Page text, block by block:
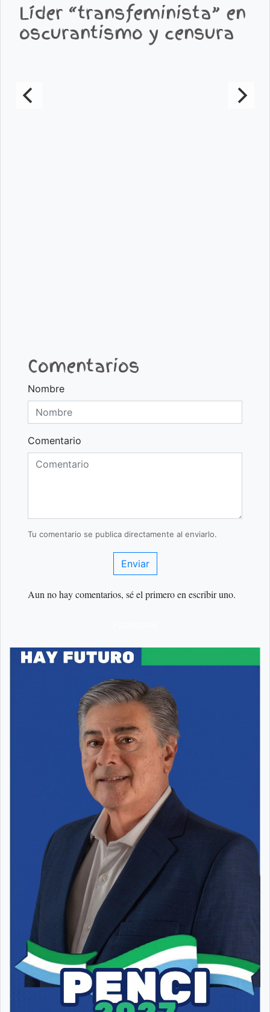
Líder “transfeminista” en
oscurantismo y censura
Comentarios
Nombre
Comentario
Tu comentario se publica directamente al enviarlo.
Enviar
Aun no hay comentarios, sé el primero en escribir uno.